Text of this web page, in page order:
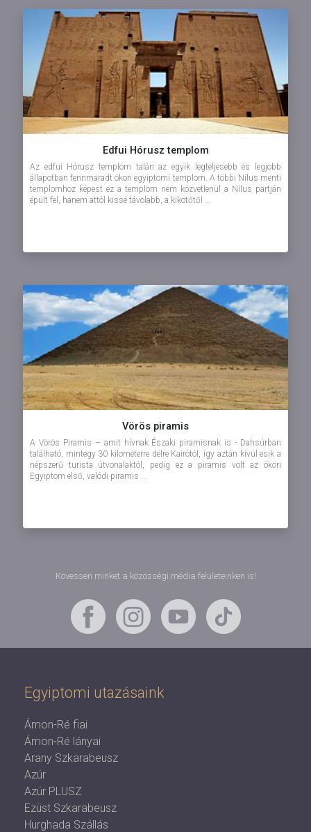
Edfui Hórusz templom
Az edfui Hórusz templom talán az egyik legteljesebb és legjobb
állapotban fennmaradt ókori egyiptomi templom. A többi Nílus menti
templomhoz képest ez a templom nem közvetlenül a Nílus partján
épült fel, hanem attól kissé távolabb, a kikötőtől ...
Vörös piramis
A Vörös Piramis – amit hívnak Északi piramisnak is - Dahsúrban
található, mintegy 30 kilométerre délre Kairótól, így aztán kívül esik a
népszerű turista útvonalaktól, pedig ez a piramis volt az ókori
Egyiptom első, valódi piramis ...
Kövessen minket a közösségi média felületeinken is!
Egyiptomi utazásaink
Ámon-Ré fiai
Ámon-Ré lányai
Arany Szkarabeusz
Azúr
Azúr PLUSZ
Ezüst Szkarabeusz
Hurghada Szállás